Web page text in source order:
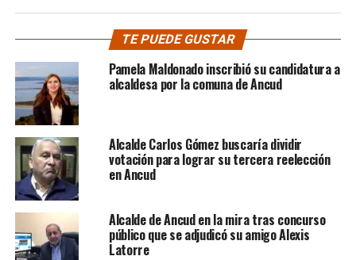
TE PUEDE GUSTAR
Pamela Maldonado inscribió su candidatura a
alcaldesa por la comuna de Ancud
Alcalde Carlos Gómez buscaría dividir
votación para lograr su tercera reelección
en Ancud
Alcalde de Ancud en la mira tras concurso
público que se adjudicó su amigo Alexis
Latorre